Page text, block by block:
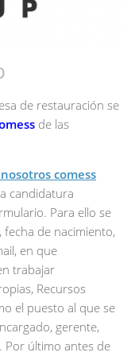
de restauración se
de las
comess
candidatura
Para ello se
de nacimiento,
en que
trabajar
Recursos
el puesto al que se
gerente,
Por último antes de